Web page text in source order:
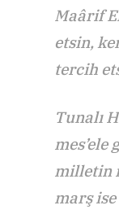
Maârif
etsin,
tercih
Tunalı
milletin
marş ise